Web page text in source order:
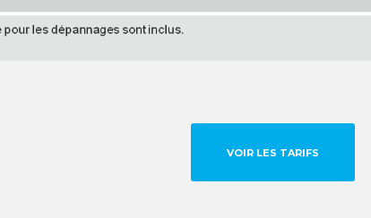
VOIR LES TARIFS